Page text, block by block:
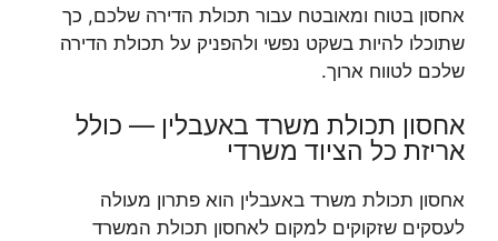
אחסון בטוח ומאובטח עבור תכולת הדירה שלכם, כך
שתוכלו להיות בשקט נפשי ולהפניק על תכולת הדירה
שלכם לטווח ארוך.
אחסון תכולת משרד באעבלין — כולל
אריזת כל הציוד משרדי
אחסון תכולת משרד באעבלין הוא פתרון מעולה
לעסקים שזקוקים למקום לאחסון תכולת המשרד